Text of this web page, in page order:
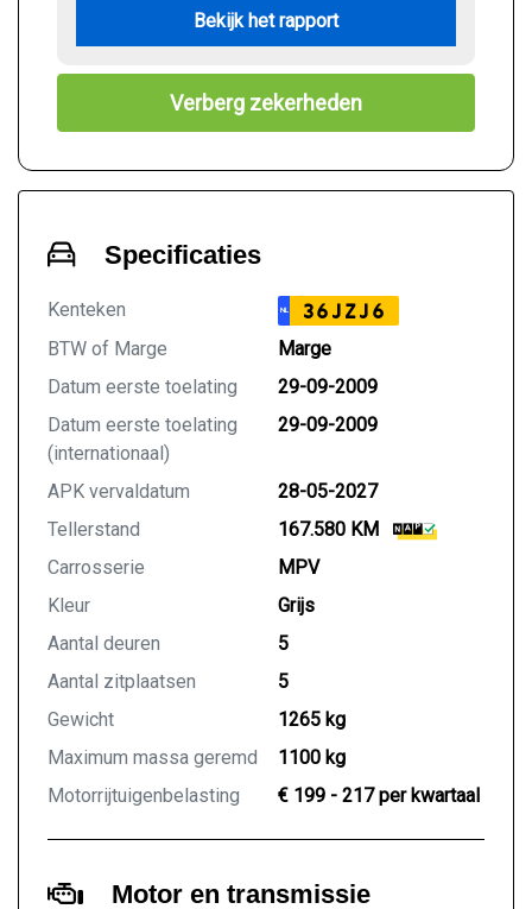
Bekijk het rapport
Verberg zekerheden
Specificaties
Kenteken NL 36JZJ6
BTW of Marge
Marge
Datum eerste toelating
29-09-2009
Datum eerste toelating
(internationaal)
29-09-2009
APK vervaldatum
28-05-2027
Tellerstand
167.580 KM
Carrosserie
MPV
Kleur
Grijs
Aantal deuren
5
Aantal zitplaatsen
5
Gewicht
1265 kg
Maximum massa geremd
1100 kg
Motorrijtuigenbelasting
€ 199 - 217 per kwartaal
Motor en transmissie